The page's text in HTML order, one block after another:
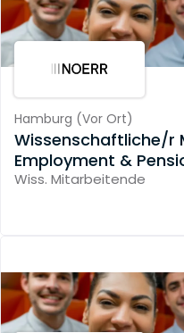
Hamburg (Vor Ort)
Wissenschaftliche/
Employment &
Wiss. Mitarbeitende